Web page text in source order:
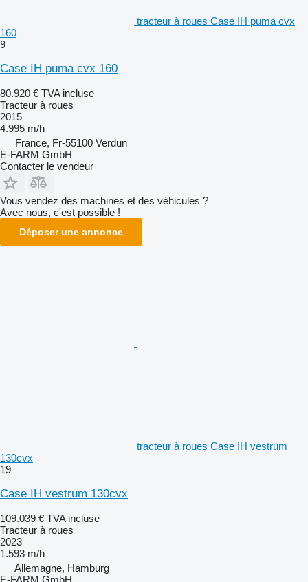
tracteur à roues Case IH puma cvx
160
9
Case IH puma cvx 160
80.920 € TVA incluse
Tracteur à roues
2015
4.995 m/h
France, Fr-55100 Verdun
E-FARM GmbH
Contacter le vendeur
Vous vendez des machines et des véhicules ?
Avec nous, c'est possible !
Déposer une annonce
tracteur à roues Case IH vestrum
130cvx
19
Case IH vestrum 130cvx
109.039 € TVA incluse
Tracteur à roues
2023
1.593 m/h
Allemagne, Hamburg
E-FARM GmbH